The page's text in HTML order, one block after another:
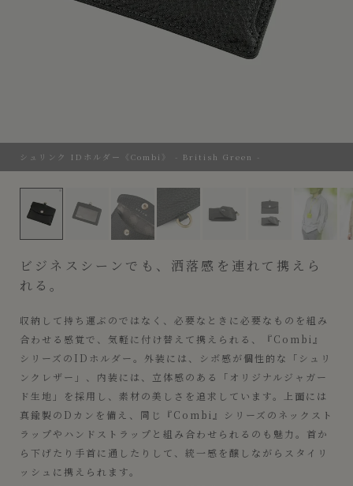
シュリンク IDホルダー《Combi》 - British Green -
シュリンク IDホルダー《Combi》 - British Green -
ビジネスシーンでも、洒落感を連れて携えら
れる。
収納して持ち運ぶのではなく、必要なときに必要なものを組み
合わせる感覚で、気軽に付け替えて携えられる、『Combi』
シリーズのIDホルダー。外装には、シボ感が個性的な「シュリ
ンクレザー」、内装には、立体感のある「オリジナルジャガー
ド生地」を採用し、素材の美しさを追求しています。上面には
真鍮製のDカンを備え、同じ『Combi』シリーズのネックスト
ラップやハンドストラップと組み合わせられるのも魅力。首か
ら下げたり手首に通したりして、統一感を醸しながらスタイリ
ッシュに携えられます。